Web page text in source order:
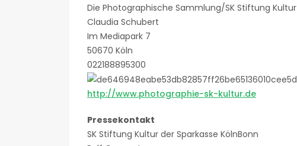
Die Photographische Sammlung/SK Stiftung Kultur
Claudia Schubert
Im Mediapark 7
50670 Köln
022188895300
http://www.photographie-sk-kultur.de
Pressekontakt
SK Stiftung Kultur der Sparkasse KölnBonn